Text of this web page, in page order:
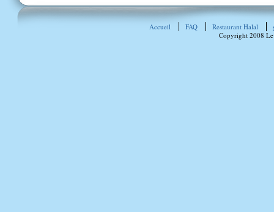
Accueil FAQ Restaurant Halal
Copyright 2008